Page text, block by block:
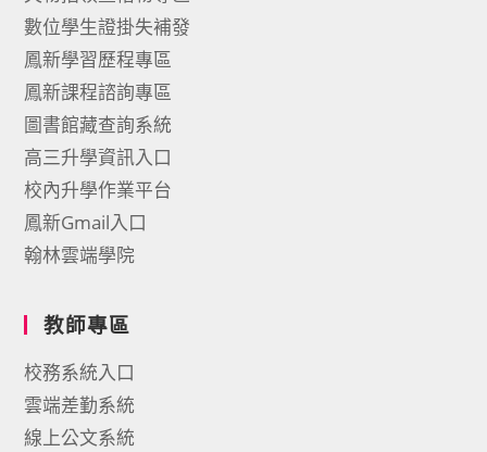
數位學生證掛失補發
鳳新學習歷程專區
鳳新課程諮詢專區
圖書館藏查詢系統
高三升學資訊入口
校內升學作業平台
鳳新Gmail入口
翰林雲端學院
教師專區
校務系統入口
雲端差勤系統
線上公文系統